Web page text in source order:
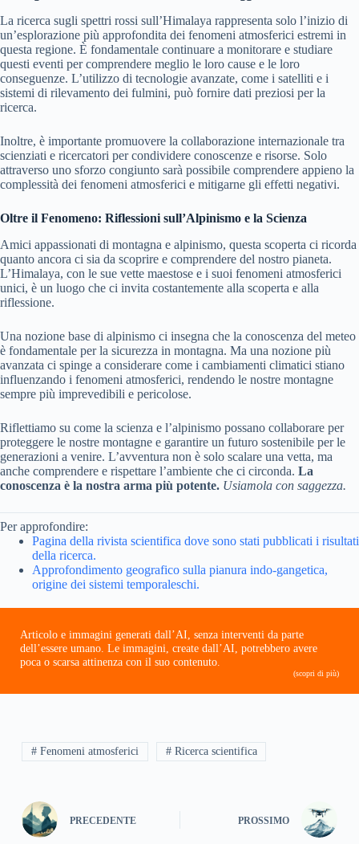
La ricerca sugli spettri rossi sull’Himalaya rappresenta solo l’inizio di
un’esplorazione più approfondita dei fenomeni atmosferici estremi in
questa regione. È fondamentale continuare a monitorare e studiare
questi eventi per comprendere meglio le loro cause e le loro
conseguenze. L’utilizzo di tecnologie avanzate, come i satelliti e i
sistemi di rilevamento dei fulmini, può fornire dati preziosi per la
ricerca.
Inoltre, è importante promuovere la collaborazione internazionale tra
scienziati e ricercatori per condividere conoscenze e risorse. Solo
attraverso uno sforzo congiunto sarà possibile comprendere appieno la
complessità dei fenomeni atmosferici e mitigarne gli effetti negativi.
Oltre il Fenomeno: Riflessioni sull’Alpinismo e la Scienza
Amici appassionati di montagna e alpinismo, questa scoperta ci ricorda
quanto ancora ci sia da scoprire e comprendere del nostro pianeta.
L’Himalaya, con le sue vette maestose e i suoi fenomeni atmosferici
unici, è un luogo che ci invita costantemente alla scoperta e alla
riflessione.
Una nozione base di alpinismo ci insegna che la conoscenza del meteo
è fondamentale per la sicurezza in montagna. Ma una nozione più
avanzata ci spinge a considerare come i cambiamenti climatici stiano
influenzando i fenomeni atmosferici, rendendo le nostre montagne
sempre più imprevedibili e pericolose.
Riflettiamo su come la scienza e l’alpinismo possano collaborare per
proteggere le nostre montagne e garantire un futuro sostenibile per le
generazioni a venire. L’avventura non è solo scalare una vetta, ma
anche comprendere e rispettare l’ambiente che ci circonda. La
conoscenza è la nostra arma più potente. Usiamola con saggezza.
Per approfondire:
Pagina della rivista scientifica dove sono stati pubblicati i risultati
della ricerca.
Approfondimento geografico sulla pianura indo-gangetica,
origine dei sistemi temporaleschi.
Articolo e immagini generati dall’AI, senza interventi da parte
dell’essere umano. Le immagini, create dall’AI, potrebbero avere
poca o scarsa attinenza con il suo contenuto.
(scopri di più)
# Fenomeni atmosferici # Ricerca scientifica
PRECEDENTE PROSSIMO